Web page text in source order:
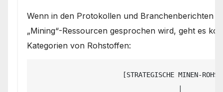
Wenn in den Protokollen und Branchenberichten
„Mining“-Ressourcen gesprochen wird, geht es
Kategorien von Rohstoffen: